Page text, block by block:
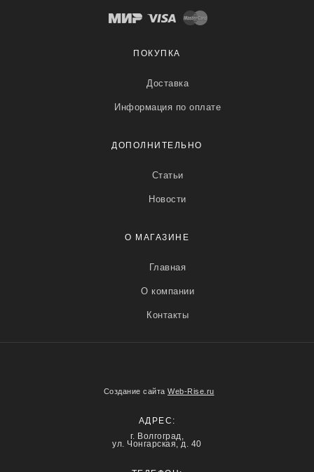
ПОКУПКА
Доставка
Информация по оплате
ДОПОЛНИТЕЛЬНО
Статьи
Новости
О МАГАЗИНЕ
Главная
О компании
Контакты
Создание сайта Web-Rise.ru
АДРЕС:
г. Волгоград,
ул. Чонгарская, д. 40